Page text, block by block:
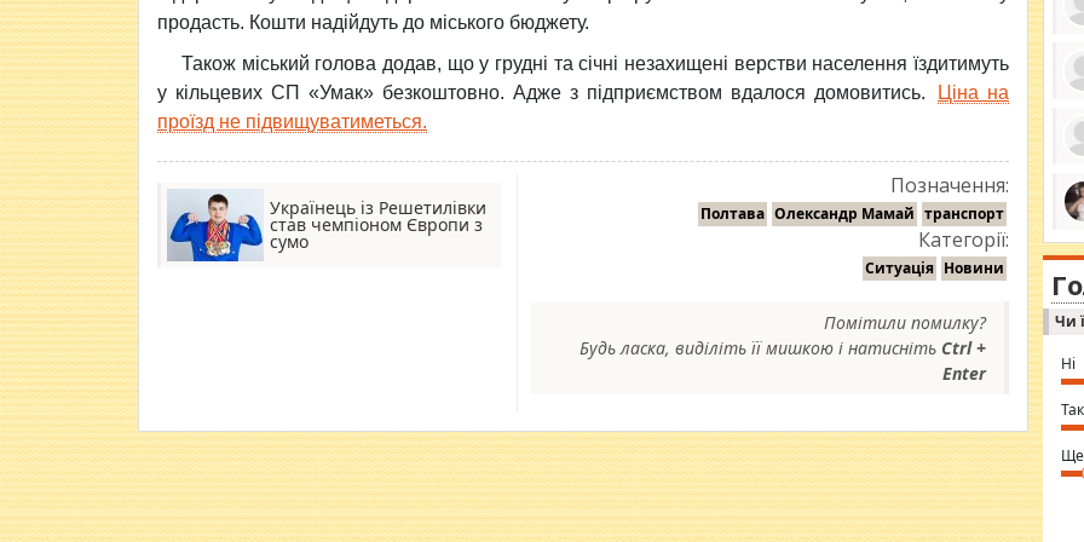
продасть. Кошти надійдуть до міського бюджету.
Також міський голова додав, що у грудні та січні незахищені верстви населення їздитимуть
у кільцевих СП «Умак» безкоштовно. Адже з підприємством вдалося домовитись.
Ціна на
проїзд не підвищуватиметься.
Українець із Решетилівки
став чемпіоном Європи з
сумо
Позначення:
Полтава Олександр Мамай транспорт
Категорії:
Ситуація Новини
Помітили помилку?
Будь ласка, виділіть її мишкою і натисніть Ctrl +
Enter
за
ми
in
⇒
Чи
Ні
Так
Ще